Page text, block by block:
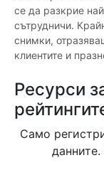
се да разкрие
сътрудничи.
снимки,
клиентите и
Ресурси
Само
данните.